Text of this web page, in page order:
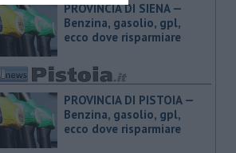
PROVINCIA DI SIENA — ​
Benzina, gasolio, gpl,
ecco dove risparmiare
PROVINCIA DI PISTOIA — ​
Benzina, gasolio, gpl,
ecco dove risparmiare